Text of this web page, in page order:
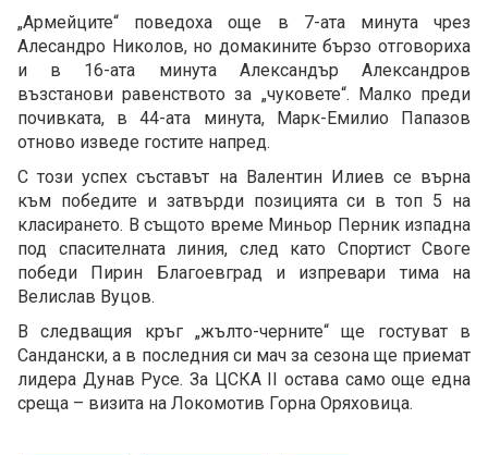
„Армейците“ поведоха още в 7-ата минута чрез
Алесандро Николов, но домакините бързо отговориха
и в 16-ата минута Александър Александров
възстанови равенството за „чуковете“. Малко преди
почивката, в 44-ата минута, Марк-Емилио Папазов
отново изведе гостите напред.
С този успех съставът на Валентин Илиев се върна
към победите и затвърди позицията си в топ 5 на
класирането. В същото време Миньор Перник изпадна
под спасителната линия, след като Спортист Своге
победи Пирин Благоевград и изпревари тима на
Велислав Вуцов.
В следващия кръг „жълто-черните“ ще гостуват в
Сандански, а в последния си мач за сезона ще приемат
лидера Дунав Русе. За ЦСКА II остава само още една
среща – визита на Локомотив Горна Оряховица.